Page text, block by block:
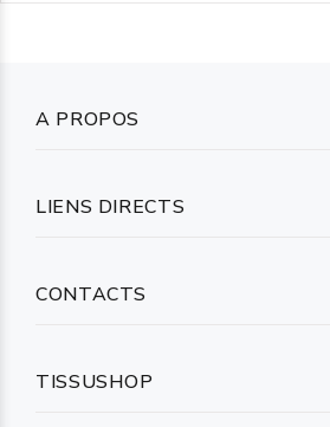
A PROPOS
LIENS DIRECTS
CONTACTS
TISSUSHOP